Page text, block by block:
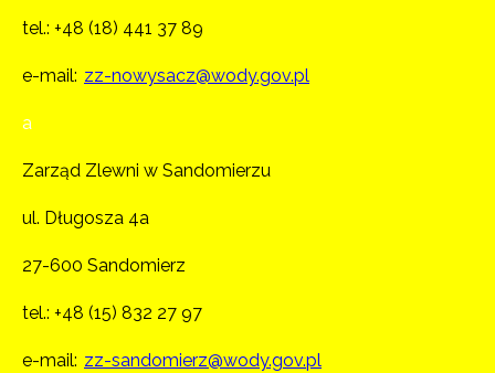
tel.: +48 (18) 441 37 89
e-mail: zz-nowysacz@wody.gov.pl
a
Zarząd Zlewni w Sandomierzu
ul. Długosza 4a
27-600 Sandomierz
tel.: +48 (15) 832 27 97
e-mail: zz-sandomierz@wody.gov.pl